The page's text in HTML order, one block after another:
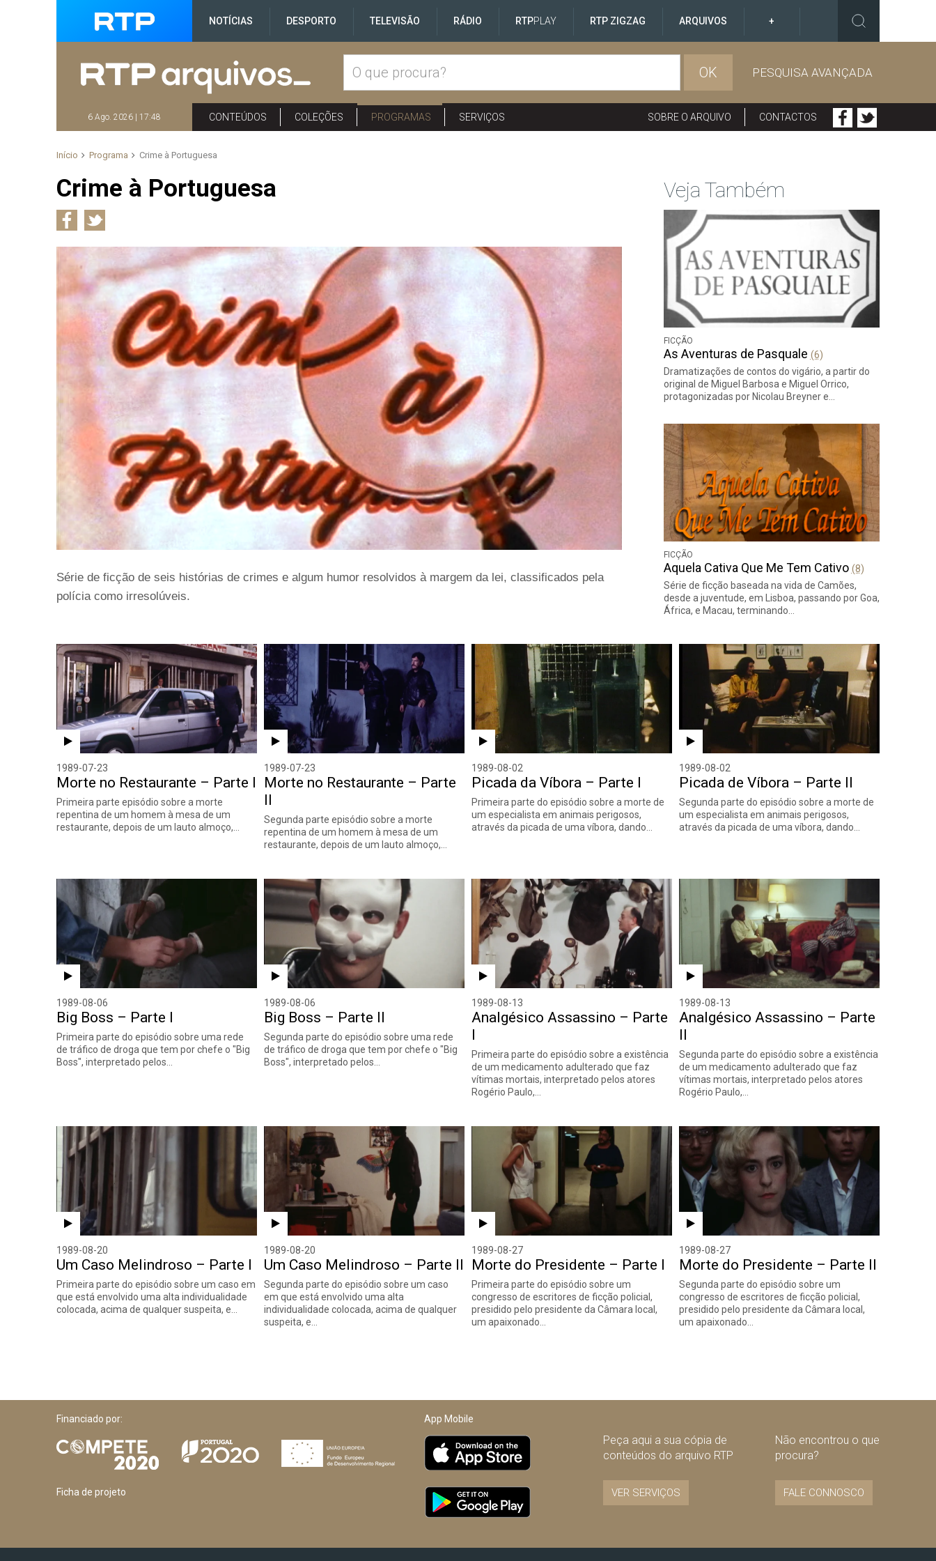
NOTÍCIAS DESPORTO TELEVISÃO RÁDIO RTPPLAY RTP ZIGZAG ARQUIVOS +
OK PESQUISA AVANÇADA
6 Ago. 2026 | 17:48 CONTEÚDOS COLEÇÕES PROGRAMAS SERVIÇOS SOBRE O ARQUIVO CONTACTOS
Início Programa Crime à Portuguesa
Crime à Portuguesa
Série de ficção de seis histórias de crimes e algum humor resolvidos à margem da lei, classificados pela
polícia como irresolúveis.
1989-07-23
Morte no Restaurante – Parte I
Primeira parte episódio sobre a morte
repentina de um homem à mesa de um
restaurante, depois de um lauto almoço,…
1989-07-23
Morte no Restaurante – Parte
II
Segunda parte episódio sobre a morte
repentina de um homem à mesa de um
restaurante, depois de um lauto almoço,…
1989-08-02
Picada da Víbora – Parte I
Primeira parte do episódio sobre a morte de
um especialista em animais perigosos,
através da picada de uma víbora, dando…
1989-08-02
Picada de Víbora – Parte II
Segunda parte do episódio sobre a morte de
um especialista em animais perigosos,
através da picada de uma víbora, dando…
1989-08-06
Big Boss – Parte I
Primeira parte do episódio sobre uma rede
de tráfico de droga que tem por chefe o "Big
Boss", interpretado pelos…
1989-08-06
Big Boss – Parte II
Segunda parte do episódio sobre uma rede
de tráfico de droga que tem por chefe o "Big
Boss", interpretado pelos…
1989-08-13
Analgésico Assassino – Parte
I
Primeira parte do episódio sobre a existência
de um medicamento adulterado que faz
vítimas mortais, interpretado pelos atores
Rogério Paulo,…
1989-08-13
Analgésico Assassino – Parte
II
Segunda parte do episódio sobre a existência
de um medicamento adulterado que faz
vítimas mortais, interpretado pelos atores
Rogério Paulo,…
1989-08-20
Um Caso Melindroso – Parte I
Primeira parte do episódio sobre um caso em
que está envolvido uma alta individualidade
colocada, acima de qualquer suspeita, e…
1989-08-20
Um Caso Melindroso – Parte II
Segunda parte do episódio sobre um caso
em que está envolvido uma alta
individualidade colocada, acima de qualquer
suspeita, e…
1989-08-27
Morte do Presidente – Parte I
Primeira parte do episódio sobre um
congresso de escritores de ficção policial,
presidido pelo presidente da Câmara local,
um apaixonado…
1989-08-27
Morte do Presidente – Parte II
Segunda parte do episódio sobre um
congresso de escritores de ficção policial,
presidido pelo presidente da Câmara local,
um apaixonado…
Veja Também
FICÇÃO
As Aventuras de Pasquale (6)
Dramatizações de contos do vigário, a partir do
original de Miguel Barbosa e Miguel Orrico,
protagonizadas por Nicolau Breyner e…
FICÇÃO
Aquela Cativa Que Me Tem Cativo (8)
Série de ficção baseada na vida de Camões,
desde a juventude, em Lisboa, passando por Goa,
África, e Macau, terminando…
Financiado por:
Ficha de projeto
App Mobile
Peça aqui a sua cópia de
conteúdos do arquivo RTP
VER SERVIÇOS
Não encontrou o que
procura?
FALE CONNOSCO